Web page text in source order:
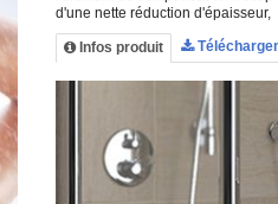
d'une nette réduction d'épaisseur,
Infos produit